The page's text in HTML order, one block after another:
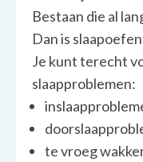
Bestaan die al
Dan is
Je kunt terecht
slaapproblemen:
te vroeg